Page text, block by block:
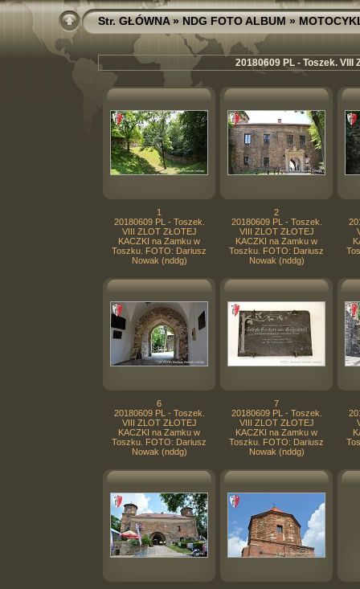
Str. GŁÓWNA»NDG FOTO ALBUM»
20180609 PL - Toszek. VIII
1
20180609 PL - Toszek.
VIII ZLOT ZŁOTEJ
KACZKI na Zamku w
Toszku. FOTO: Dariusz
Nowak (nddg)
2
20180609 PL - Toszek.
VIII ZLOT ZŁOTEJ
KACZKI na Zamku w
Toszku. FOTO: Dariusz
Nowak (nddg)
6
20180609 PL - Toszek.
VIII ZLOT ZŁOTEJ
KACZKI na Zamku w
Toszku. FOTO: Dariusz
Nowak (nddg)
7
20180609 PL - Toszek.
VIII ZLOT ZŁOTEJ
KACZKI na Zamku w
Toszku. FOTO: Dariusz
Nowak (nddg)